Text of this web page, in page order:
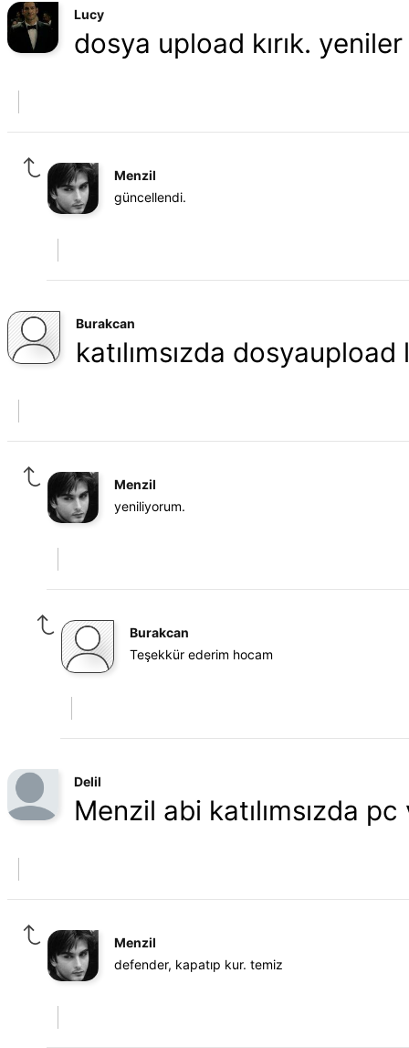
Lucy
dosya upload kırık.
Menzil
güncellendi.
Burakcan
katılımsızda dosyaupload
Menzil
yeniliyorum.
Burakcan
Teşekkür ederim hocam
Delil
Menzil abi katılımsızda
Menzil
defender, kapatıp kur. temiz